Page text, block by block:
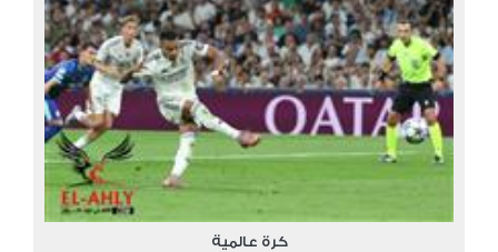
كرة عالمية